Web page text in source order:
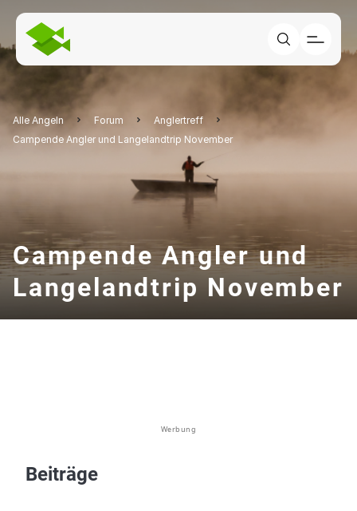
Alle Angeln Forum
Anglertreff
Campende Angler und Langelandtrip November
Campende Angler und
Langelandtrip November
Werbung
Beiträge